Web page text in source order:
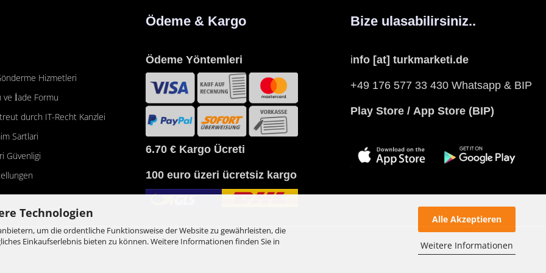
Technologien
um die ordentliche Funktionsweise der Website zu gewährleisten, die
Einkaufserlebnis bieten zu können. Weitere Informationen finden Sie in
Alle Akzeptieren
Weitere Informationen
Hizmetleri
ve İade Formu
durch IT-Recht Kanzlei
Sartlari
Güvenligi
Ödeme & Kargo
Ödeme Yöntemleri
6.70 € Kargo Ücreti
100 euro üzeri ücretsiz kargo
Bize ulasabilirsiniz..
info [at] turkmarketi.de
+49 176 577 33 430 Whatsapp & BIP
Play Store / App Store (BIP)
Onlineshop erstellenmit Gambio.de © 2026